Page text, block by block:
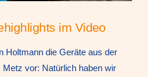
im Video
Holtmann die Geräte aus der
vor: Natürlich haben wir